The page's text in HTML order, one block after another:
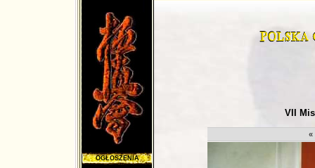
OGŁOSZENIA
VII
«